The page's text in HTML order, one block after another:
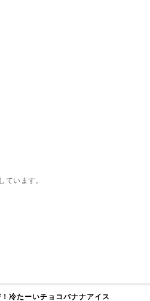
ています。
冷たーいチョコバナナアイス